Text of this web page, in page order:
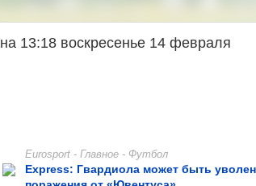
на 13:18 воскресенье 14 февраля
Eurosport - Главное - Футбол
Express: Гвардиола может быть